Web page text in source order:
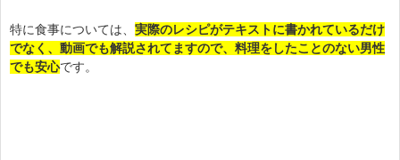
特に食事については、 実際のレシピがテキストに書かれているだけ
でなく、動画でも解説されてますので、料理をしたことのない男性
でも安心です。